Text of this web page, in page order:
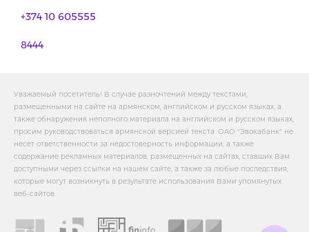
+374 10 605555
8444
Уважаемый посетитель! В случае разночтений между текстами,
размещенными на сайте на армянском, английском и русском языках, а
также обнаружения неполного материала на английском и русском языках,
просим руководствоваться армянской версией текста. ОАО "Эвокабанк" не
несет ответственности за недостоверность информации, а также
содержание рекламных материалов, размещенных на сайтах, ставших Вам
доступными через ссылки на нашем сайте, а также за любые последствия,
которые могут возникнуть в результате использования Вами упомянутых
веб-сайтов.